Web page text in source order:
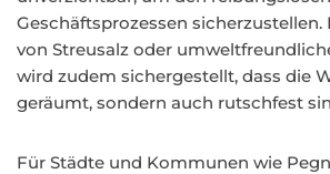
Geschäftsprozessen sicherzustellen.
von Streusalz oder
wird zudem sichergestellt, dass die
geräumt, sondern auch rutschfest
Für Städte und Kommunen wie